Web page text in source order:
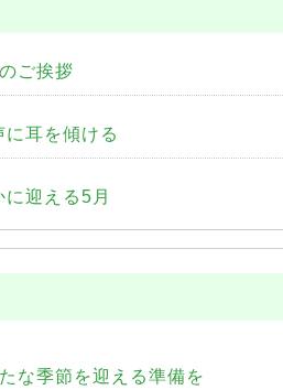
ご挨拶
耳を傾ける
迎える5月
な季節を迎える準備を